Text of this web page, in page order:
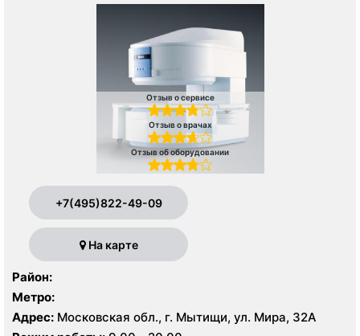
Отзыв о сервисе
Отзыв о врачах
Отзыв об оборудовании
+7(495)822-49-09
На карте
Район:
Метро:
Адрес: Московская обл., г. Мытищи, ул. Мира, 32А